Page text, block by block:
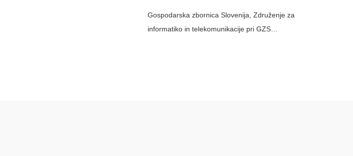
Gospodarska zbornica Slovenija, Združenje za
informatiko in telekomunikacije pri GZS…